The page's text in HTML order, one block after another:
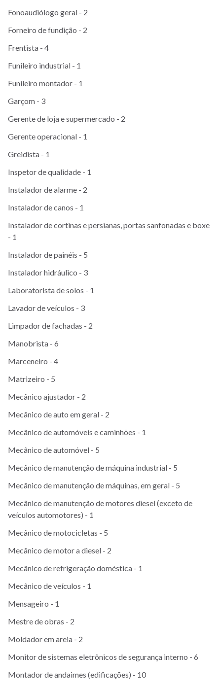
Fonoaudiólogo geral - 2
Forneiro de fundição - 2
Frentista - 4
Funileiro industrial - 1
Funileiro montador - 1
Garçom - 3
Gerente de loja e supermercado - 2
Gerente operacional - 1
Greidista - 1
Inspetor de qualidade - 1
Instalador de alarme - 2
Instalador de canos - 1
Instalador de cortinas e persianas, portas sanfonadas e boxe
- 1
Instalador de painéis - 5
Instalador hidráulico - 3
Laboratorista de solos - 1
Lavador de veículos - 3
Limpador de fachadas - 2
Manobrista - 6
Marceneiro - 4
Matrizeiro - 5
Mecânico ajustador - 2
Mecânico de auto em geral - 2
Mecânico de automóveis e caminhões - 1
Mecânico de automóvel - 5
Mecânico de manutenção de máquina industrial - 5
Mecânico de manutenção de máquinas, em geral - 5
Mecânico de manutenção de motores diesel (exceto de
veículos automotores) - 1
Mecânico de motocicletas - 5
Mecânico de motor a diesel - 2
Mecânico de refrigeração doméstica - 1
Mecânico de veículos - 1
Mensageiro - 1
Mestre de obras - 2
Moldador em areia - 2
Monitor de sistemas eletrônicos de segurança interno - 6
Montador de andaimes (edificações) - 10